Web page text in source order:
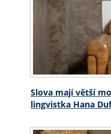
Slova mají větší
lingvistka Hana